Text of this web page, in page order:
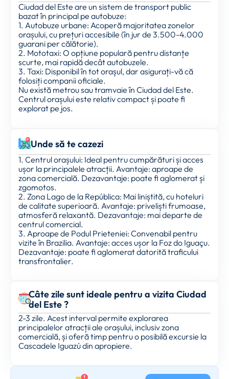
Ciudad del Este are un sistem de transport public
bazat în principal pe autobuze:
1. Autobuze urbane: Acoperă majoritatea zonelor
orașului, cu prețuri accesibile (în jur de 3.500-4.000
guarani per călătorie).
2. Mototaxi: O opțiune populară pentru distanțe
scurte, mai rapidă decât autobuzele.
3. Taxi: Disponibil în tot orașul, dar asigurați-vă că
folosiți companii oficiale.
Nu există metrou sau tramvaie în Ciudad del Este.
Centrul orașului este relativ compact și poate fi
explorat pe jos.
Unde să te cazezi
1. Centrul orașului: Ideal pentru cumpărături și acces
ușor la principalele atracții. Avantaje: aproape de
zona comercială. Dezavantaje: poate fi aglomerat și
zgomotos.
2. Zona Lago de la República: Mai liniștită, cu hoteluri
de calitate superioară. Avantaje: priveliști frumoase,
atmosferă relaxantă. Dezavantaje: mai departe de
centrul comercial.
3. Aproape de Podul Prieteniei: Convenabil pentru
vizite în Brazilia. Avantaje: acces ușor la Foz do Iguaçu.
Dezavantaje: poate fi aglomerat datorită traficului
transfrontalier.
Câte zile sunt ideale pentru a vizita Ciudad
del Este ?
2-3 zile. Acest interval permite explorarea
principalelor atracții ale orașului, inclusiv zona
comercială, și oferă timp pentru o posibilă excursie la
Cascadele Iguazú din apropiere.